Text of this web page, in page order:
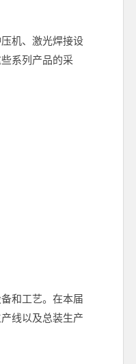
机、激光焊接设
系列产品的采
和工艺。在本届
线以及总装生产